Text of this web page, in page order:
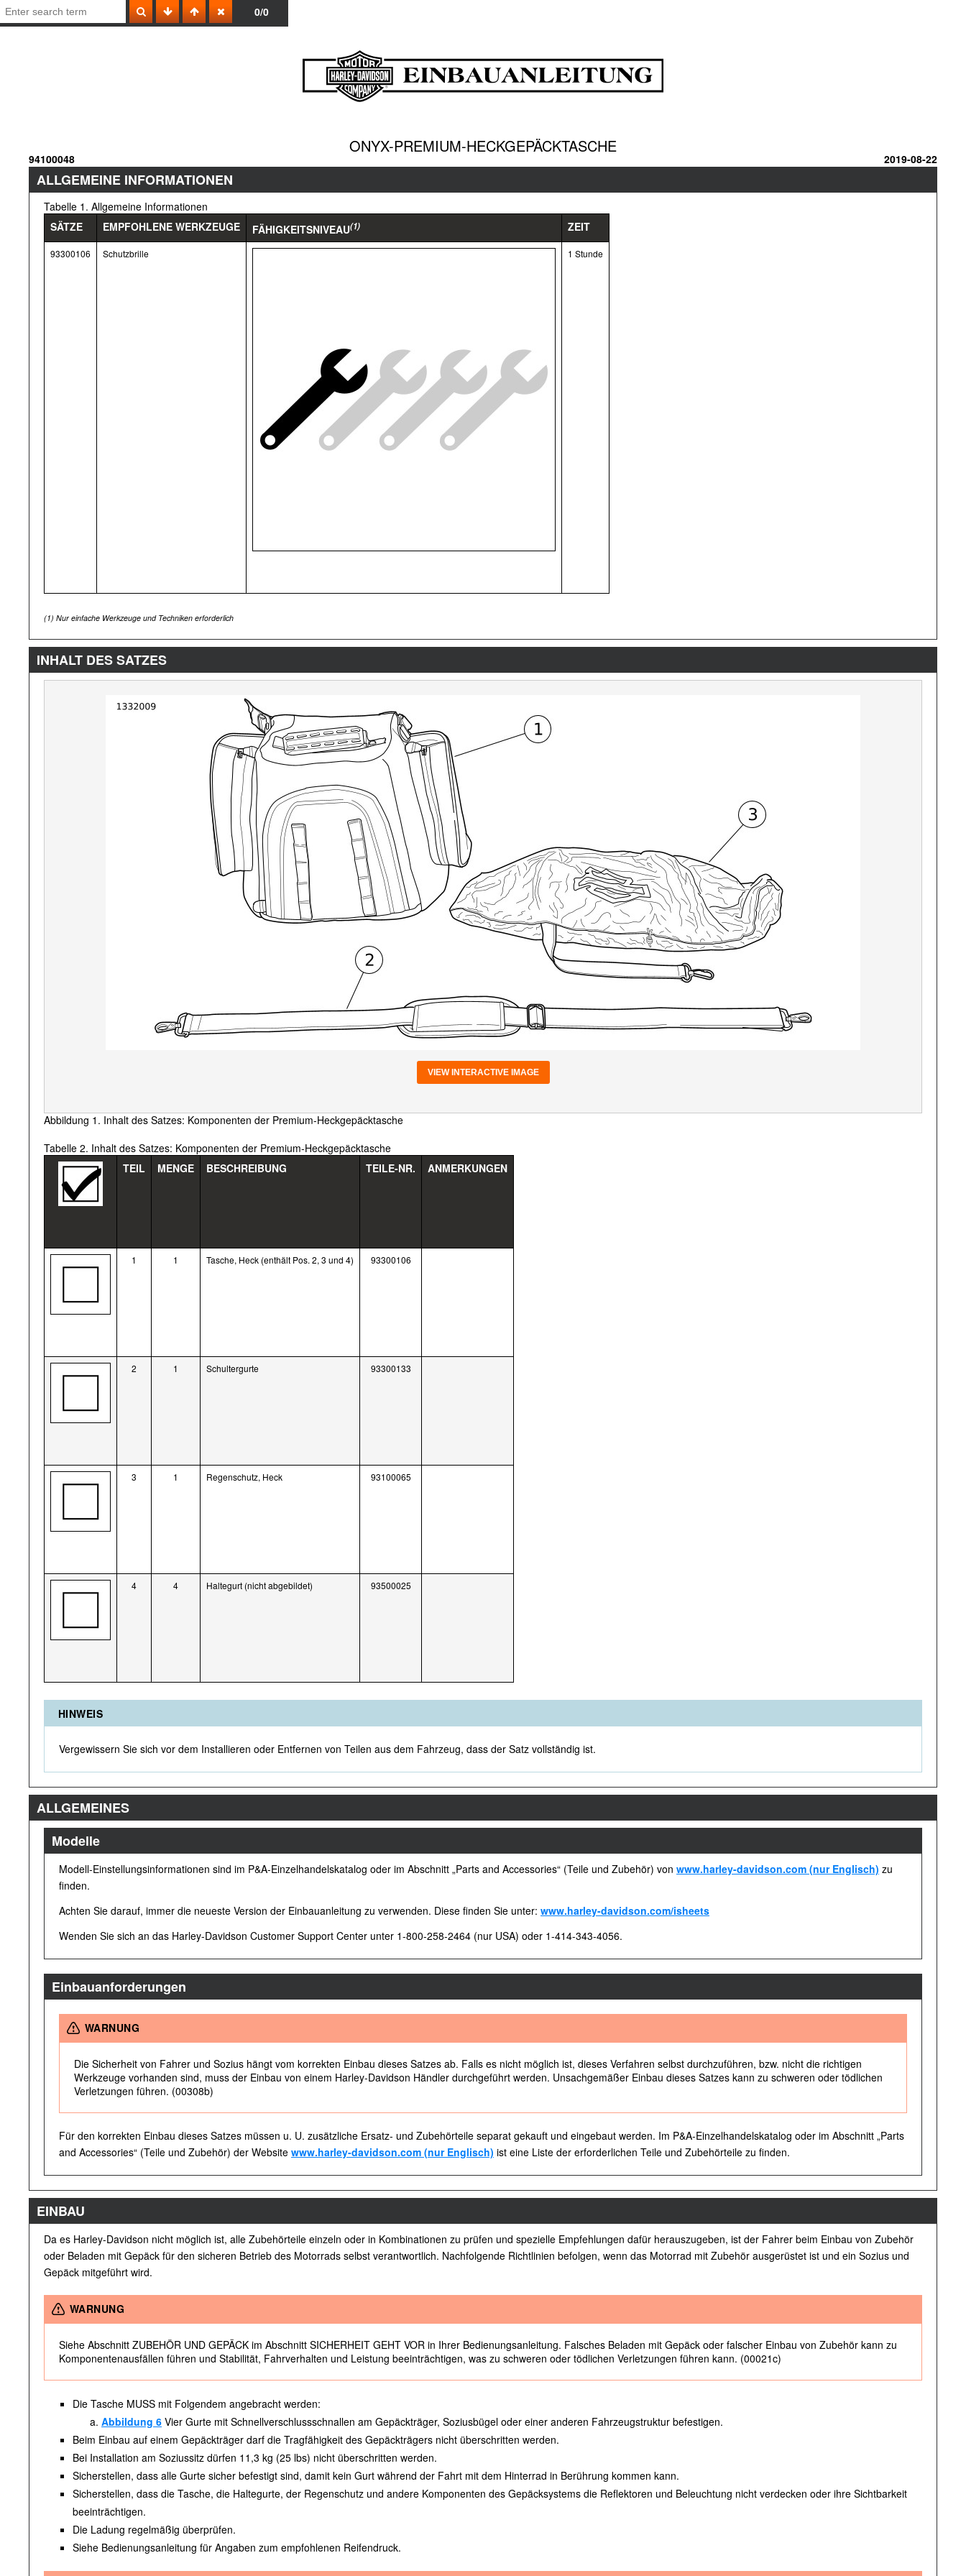
0/0
ONYX-PREMIUM-HECKGEPÄCKTASCHE
94100048 2019-08-22
ALLGEMEINE INFORMATIONEN
Tabelle 1. Allgemeine Informationen
SÄTZE
EMPFOHLENE WERKZEUGE FÄHIGKEITSNIVEAU(1) ZEIT
93300106 Schutzbrille 1 Stunde
(1) Nur einfache Werkzeuge und Techniken erforderlich
INHALT DES SATZES
VIEW INTERACTIVE IMAGE
Abbildung 1. Inhalt des Satzes: Komponenten der Premium-Heckgepäcktasche
Tabelle 2. Inhalt des Satzes: Komponenten der Premium-Heckgepäcktasche
TEIL
MENGE BESCHREIBUNG TEILE-NR. ANMERKUNGEN
1 1 Tasche, Heck (enthält Pos. 2, 3 und 4) 93300106
2 1 Schultergurte 93300133
3 1 Regenschutz, Heck 93100065
4 4 Haltegurt (nicht abgebildet) 93500025
HINWEIS
Vergewissern Sie sich vor dem Installieren oder Entfernen von Teilen aus dem Fahrzeug, dass der Satz vollständig ist.
ALLGEMEINES
Modelle
Modell-Einstellungsinformationen sind im P&A-Einzelhandelskatalog oder im Abschnitt „Parts and Accessories“ (Teile und Zubehör) von www.harley-davidson.com (nur Englisch) zu
finden.
Achten Sie darauf, immer die neueste Version der Einbauanleitung zu verwenden. Diese finden Sie unter: www.harley-davidson.com/isheets
Wenden Sie sich an das Harley-Davidson Customer Support Center unter 1-800-258-2464 (nur USA) oder 1-414-343-4056.
Einbauanforderungen
WARNUNG
Die Sicherheit von Fahrer und Sozius hängt vom korrekten Einbau dieses Satzes ab. Falls es nicht möglich ist, dieses Verfahren selbst durchzuführen, bzw. nicht die richtigen
Werkzeuge vorhanden sind, muss der Einbau von einem Harley-Davidson Händler durchgeführt werden. Unsachgemäßer Einbau dieses Satzes kann zu schweren oder tödlichen
Verletzungen führen. (00308b)
Für den korrekten Einbau dieses Satzes müssen u. U. zusätzliche Ersatz- und Zubehörteile separat gekauft und eingebaut werden. Im P&A-Einzelhandelskatalog oder im Abschnitt „Parts
and Accessories“ (Teile und Zubehör) der Website www.harley-davidson.com (nur Englisch) ist eine Liste der erforderlichen Teile und Zubehörteile zu finden.
EINBAU
Da es Harley-Davidson nicht möglich ist, alle Zubehörteile einzeln oder in Kombinationen zu prüfen und spezielle Empfehlungen dafür herauszugeben, ist der Fahrer beim Einbau von Zubehör
oder Beladen mit Gepäck für den sicheren Betrieb des Motorrads selbst verantwortlich. Nachfolgende Richtlinien befolgen, wenn das Motorrad mit Zubehör ausgerüstet ist und ein Sozius und
Gepäck mitgeführt wird.
WARNUNG
Siehe Abschnitt ZUBEHÖR UND GEPÄCK im Abschnitt SICHERHEIT GEHT VOR in Ihrer Bedienungsanleitung. Falsches Beladen mit Gepäck oder falscher Einbau von Zubehör kann zu
Komponentenausfällen führen und Stabilität, Fahrverhalten und Leistung beeinträchtigen, was zu schweren oder tödlichen Verletzungen führen kann. (00021c)
Die Tasche MUSS mit Folgendem angebracht werden:
Abbildung 6 Vier Gurte mit Schnellverschlussschnallen am Gepäckträger, Soziusbügel oder einer anderen Fahrzeugstruktur befestigen.
Beim Einbau auf einem Gepäckträger darf die Tragfähigkeit des Gepäckträgers nicht überschritten werden.
Bei Installation am Soziussitz dürfen 11,3 kg (25 lbs) nicht überschritten werden.
Sicherstellen, dass alle Gurte sicher befestigt sind, damit kein Gurt während der Fahrt mit dem Hinterrad in Berührung kommen kann.
Sicherstellen, dass die Tasche, die Haltegurte, der Regenschutz und andere Komponenten des Gepäcksystems die Reflektoren und Beleuchtung nicht verdecken oder ihre Sichtbarkeit
beeinträchtigen.
Die Ladung regelmäßig überprüfen.
Siehe Bedienungsanleitung für Angaben zum empfohlenen Reifendruck.